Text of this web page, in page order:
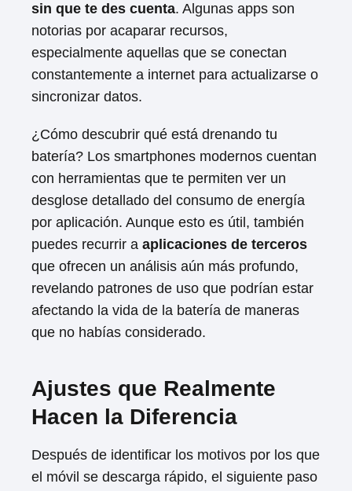
sin que te des cuenta. Algunas apps son
notorias por acaparar recursos,
especialmente aquellas que se conectan
constantemente a internet para actualizarse o
sincronizar datos.
¿Cómo descubrir qué está drenando tu
batería? Los smartphones modernos cuentan
con herramientas que te permiten ver un
desglose detallado del consumo de energía
por aplicación. Aunque esto es útil, también
puedes recurrir a aplicaciones de terceros
que ofrecen un análisis aún más profundo,
revelando patrones de uso que podrían estar
afectando la vida de la batería de maneras
que no habías considerado.
Ajustes que Realmente
Hacen la Diferencia
Después de identificar los motivos por los que
el móvil se descarga rápido, el siguiente paso